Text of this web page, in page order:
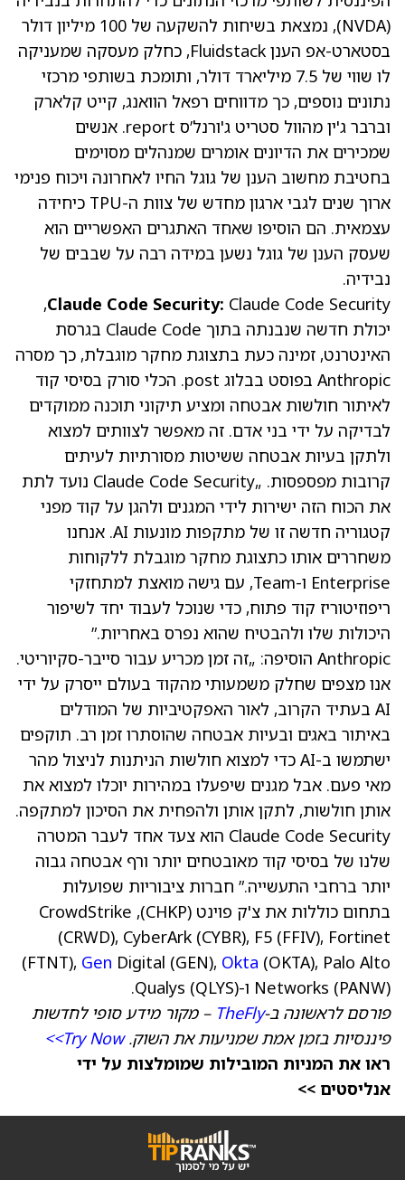
(NVDA)
, נמצאת בשיחות להשקעה של 100 מיליון דולר
בסטארט-אפ הענן Fluidstack, כחלק מעסקה שמעניקה
לו שווי של 7.5 מיליארד דולר, ותומכת בשותפי מרכזי
נתונים נוספים, כך מדווחים רפאל הוואנג, קייט קלארק
וברבר ג'ין מהוול סטריט ג'ורנל’ס report. אנשים
שמכירים את הדיונים אומרים שמנהלים מסוימים
בחטיבת מחשוב הענן של גוגל החיו לאחרונה ויכוח פנימי
ארוך שנים לגבי ארגון מחדש של צוות ה-TPU כיחידה
עצמאית. הם הוסיפו שאחד האתגרים האפשריים הוא
שעסק הענן של גוגל נשען במידה רבה על שבבים של
נבידיה.
Claude Code Security:
Claude Code Security,
יכולת חדשה שנבנתה בתוך Claude Code בגרסת
האינטרנט, זמינה כעת בתצוגת מחקר מוגבלת, כך מסרה
Anthropic בפוסט בבלוג
post. הכלי סורק בסיסי קוד
לאיתור חולשות אבטחה ומציע תיקוני תוכנה ממוקדים
לבדיקה על ידי בני אדם. זה מאפשר לצוותים למצוא
ולתקן בעיות אבטחה ששיטות מסורתיות לעיתים
קרובות מפספסות. „Claude Code Security נועד לתת
את הכוח הזה ישירות לידי המגנים ולהגן על קוד מפני
קטגוריה חדשה זו של מתקפות מונעות AI. אנחנו
משחררים אותו כתצוגת מחקר מוגבלת ללקוחות
Enterprise ו-Team, עם גישה מואצת למתחזקי
ריפוזיטוריז קוד פתוח, כדי שנוכל לעבוד יחד לשיפור
היכולות שלו ולהבטיח שהוא נפרס באחריות.”
Anthropic הוסיפה: „זה זמן מכריע עבור סייבר-סקיוריטי.
אנו מצפים שחלק משמעותי מהקוד בעולם ייסרק על ידי
AI בעתיד הקרוב, לאור האפקטיביות של המודלים
באיתור באגים ובעיות אבטחה שהוסתרו זמן רב. תוקפים
ישתמשו ב-AI כדי למצוא חולשות הניתנות לניצול מהר
מאי פעם. אבל מגנים שיפעלו במהירות יוכלו למצוא את
אותן חולשות, לתקן אותן ולהפחית את הסיכון למתקפה.
Claude Code Security הוא צעד אחד לעבר המטרה
שלנו של בסיסי קוד מאובטחים יותר ורף אבטחה גבוה
יותר ברחבי התעשייה.” חברות ציבוריות שפועלות
בתחום כוללות את צ'ק פוינט (
CHKP
), CrowdStrike
(CRWD), CyberArk (CYBR), F5 (FFIV), Fortinet
(FTNT), Gen Digital (GEN), Okta (OKTA), Palo Alto
Networks (PANW) ו-Qualys (QLYS).
פורסם לראשונה ב-TheFly – מקור מידע סופי לחדשות
פיננסיות בזמן אמת שמניעות את השוק.Try Now>>
ראו את המניות המובילות שמומלצות על ידי
אנליסטים >>